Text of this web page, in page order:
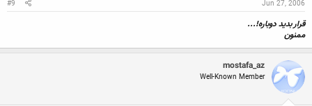
Jun 27, 2006
#9
قرار بديد دوباره!...
ممنون
mostafa_az
Well-Known Member